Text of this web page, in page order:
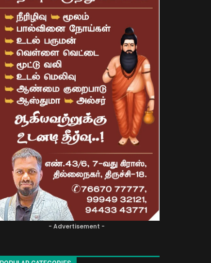
- Advertisement -